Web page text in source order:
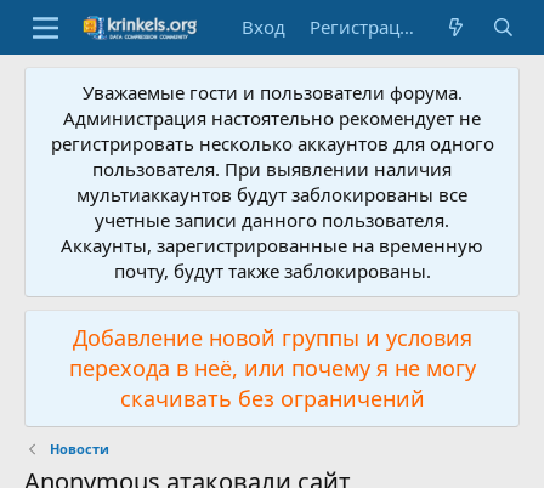
Вход Регистрация
Уважаемые гости и пользователи форума.
Администрация настоятельно рекомендует не
регистрировать несколько аккаунтов для одного
пользователя. При выявлении наличия
мультиаккаунтов будут заблокированы все
учетные записи данного пользователя.
Аккаунты, зарегистрированные на временную
почту, будут также заблокированы.
Добавление новой группы и условия
перехода в неё, или почему я не могу
скачивать без ограничений
Новости
Anonymous атаковали сайт